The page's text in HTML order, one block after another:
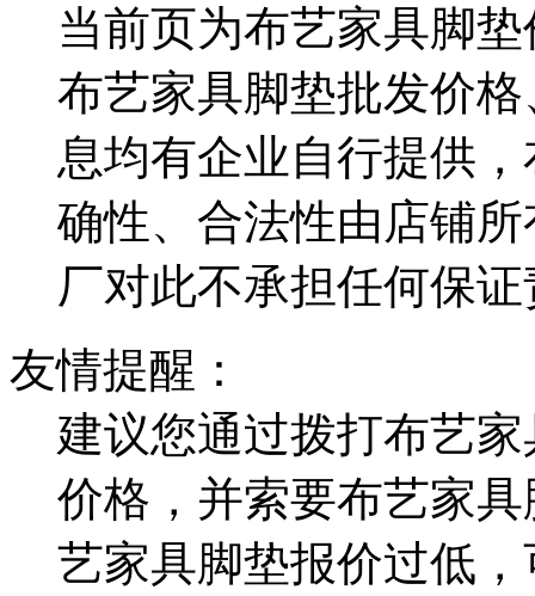
当前页为布艺家具脚
布艺家具脚垫批发价
息均有企业自行提供
确性、合法性由店铺
厂对此不承担任何保
友情提醒：
建议您通过拨打布艺
价格，并索要布艺家
艺家具脚垫报价过低